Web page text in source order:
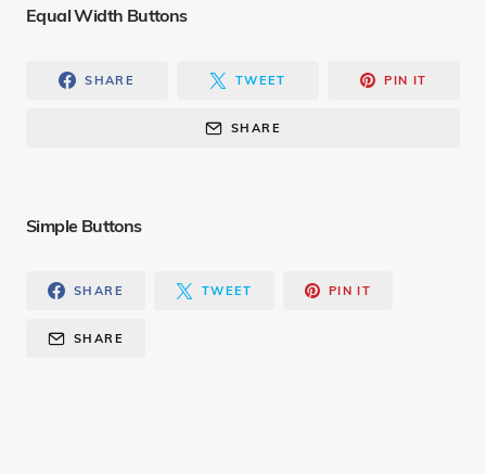
Equal Width Buttons
SHARE TWEET PIN IT
SHARE
Simple Buttons
SHARE TWEET PIN IT
SHARE